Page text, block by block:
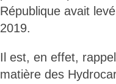
République avait
2019.
Il est, en effet,
matière des